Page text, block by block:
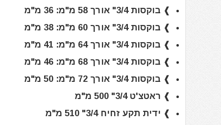
❱ בוקסות 3/4" אורך 58 מ"מ: 36 מ"מ
❱ בוקסות 3/4" אורך 60 מ"מ: 38 מ"מ
❱ בוקסות 3/4" אורך 64 מ"מ: 41 מ"מ
❱ בוקסות 3/4" אורך 68 מ"מ: 46 מ"מ
❱ בוקסות 3/4" אורך 72 מ"מ: 50 מ"מ
❱ ראטצ'ט 3/4" 500 מ"מ
❱ ידית תקע זחיח 3/4" 510 מ"מ